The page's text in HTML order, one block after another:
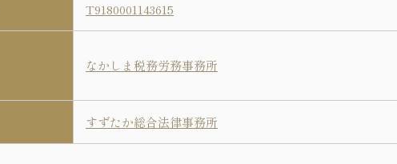
T9180001143615
なかしま税務労務事務所
すずたか総合法律事務所